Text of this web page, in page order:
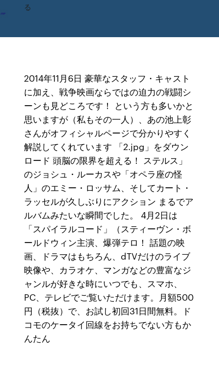
る
2014年11月6日 豪華なスタッフ・キャスト
に加え、戦争映画ならではの迫力の戦闘シ
ーンも見どころです！ という方も多いかと
思いますが（私もその一人）、あの池上彰
さんがオフィシャルページで分かりやすく
解説してくれています 「2.jpg」をダウン
ロード 頭脳の限界を超える！ ステルス」
のジョシュ・ルーカスや「オペラ座の怪
人」のエミー・ロッサム、そしてカート・
ラッセルが久しぶりにアクション まるでア
ルバムみたいな瞬間でした。 4月2日は
「スパイラルコード」（スティーヴン・ボ
ールドウィン主演、爆弾テロ！ 話題の映
画、ドラマはもちろん、dTVだけのライブ
映像や、カラオケ、マンガなどの豊富なジ
ャンルが好きな時にいつでも、スマホ、
PC、テレビでご覧いただけます。月額500
円（税抜）で、お試し初回31日間無料。ド
コモのケータイ回線をお持ちでない方もか
んたん